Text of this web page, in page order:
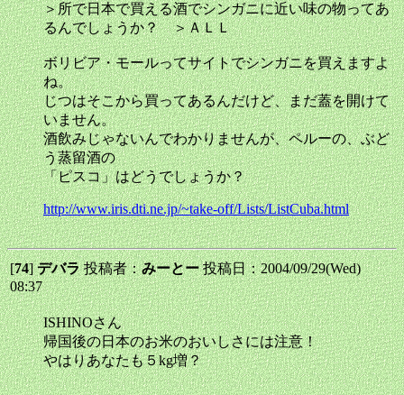
＞所で日本で買える酒でシンガニに近い味の物ってあ
るんでしょうか？ ＞ＡＬＬ
ボリビア・モールってサイトでシンガニを買えますよ
ね。
じつはそこから買ってあるんだけど、まだ蓋を開けて
いません。
酒飲みじゃないんでわかりませんが、ペルーの、ぶど
う蒸留酒の
「ピスコ」はどうでしょうか？
http://www.iris.dti.ne.jp/~take-off/Lists/ListCuba.html
[74]デバラ投稿者：みーとー投稿日：2004/09/29(Wed)
08:37
ISHINOさん
帰国後の日本のお米のおいしさには注意！
やはりあなたも５kg増？